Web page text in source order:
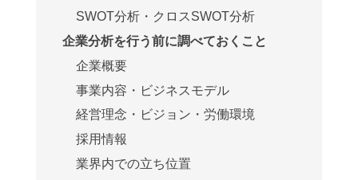
SWOT分析・クロスSWOT分析
企業分析を行う前に調べておくこと
企業概要
事業内容・ビジネスモデル
経営理念・ビジョン・労働環境
採用情報
業界内での立ち位置